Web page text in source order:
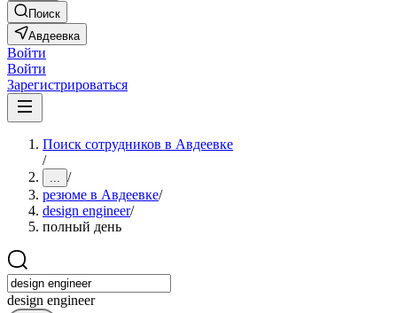
Поиск
Авдеевка
Войти
Войти
Зарегистрироваться
Поиск сотрудников в Авдеевке
/
... /
резюме в Авдеевке/
design engineer/
полный день
design engineer